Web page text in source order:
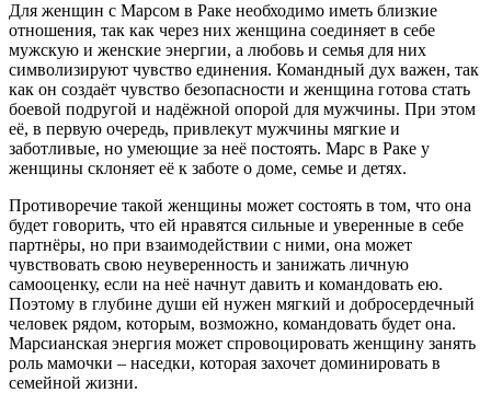
Для женщин с Марсом в Раке необходимо иметь близкие
отношения, так как через них женщина соединяет в себе
мужскую и женские энергии, а любовь и семья для них
символизируют чувство единения. Командный дух важен, так
как он создаёт чувство безопасности и женщина готова стать
боевой подругой и надёжной опорой для мужчины. При этом
её, в первую очередь, привлекут мужчины мягкие и
заботливые, но умеющие за неё постоять. Марс в Раке у
женщины склоняет её к заботе о доме, семье и детях.
Противоречие такой женщины может состоять в том, что она
будет говорить, что ей нравятся сильные и уверенные в себе
партнёры, но при взаимодействии с ними, она может
чувствовать свою неуверенность и занижать личную
самооценку, если на неё начнут давить и командовать ею.
Поэтому в глубине души ей нужен мягкий и добросердечный
человек рядом, которым, возможно, командовать будет она.
Марсианская энергия может спровоцировать женщину занять
роль мамочки – наседки, которая захочет доминировать в
семейной жизни.